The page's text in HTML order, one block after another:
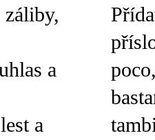
záliby,
a
a